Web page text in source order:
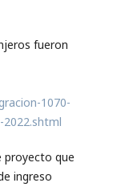
fueron
1070-
proyecto que
ingreso